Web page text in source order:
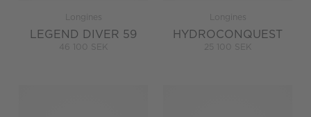
Longines
LEGEND DIVER 59
46 100 SEK
Longines
HYDROCONQUEST
25 100 SEK